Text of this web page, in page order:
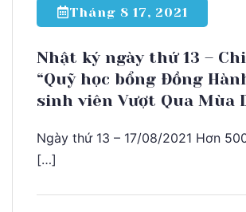
Tháng 8 17, 2021
Nhật ký ngày thứ 13 –
“Quỹ học bổng Đồng
sinh viên Vượt Qua Mùa
Ngày thứ 13 – 17/08/2021 Hơn
[…]